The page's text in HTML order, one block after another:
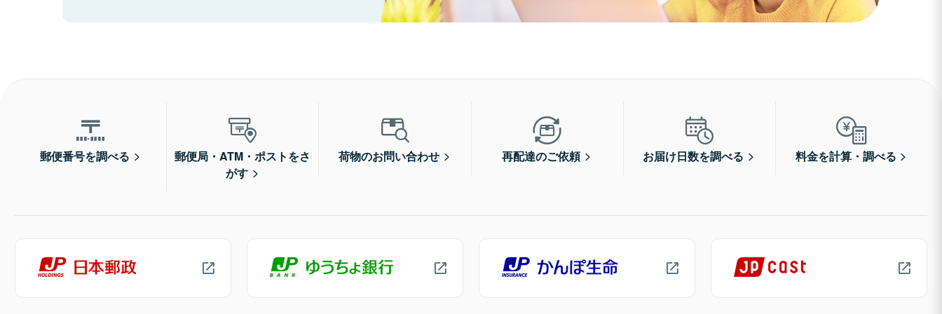
郵便番号を調べる
郵便局・ATM・ポストをさ
がす
荷物のお問い合わせ 再配達のご依頼 お届け日数を調べる 料金を計算・調べる